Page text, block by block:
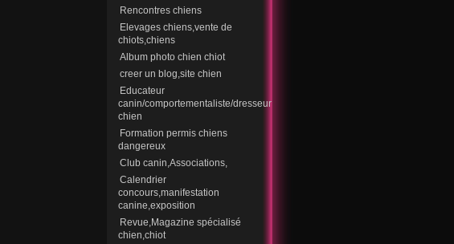
Rencontres chiens
Elevages chiens,vente de
chiots,chiens
Album photo chien chiot
creer un blog,site chien
Educateur
canin/comportementaliste/dresseur
chien
Formation permis chiens
dangereux
Club canin,Associations,
Calendrier
concours,manifestation
canine,exposition
Revue,Magazine spécialisé
chien,chiot